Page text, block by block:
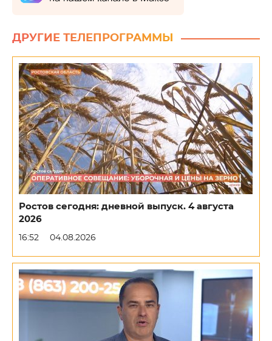
ДРУГИЕ ТЕЛЕПРОГРАММЫ
Ростов сегодня: дневной выпуск. 4 августа
2026
16:52 04.08.2026